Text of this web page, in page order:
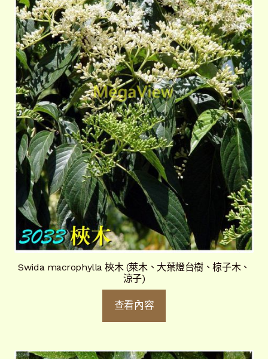
Swida macrophylla 梜木 (萊木、大葉燈台樹、椋子木、
涼子)
查看內容